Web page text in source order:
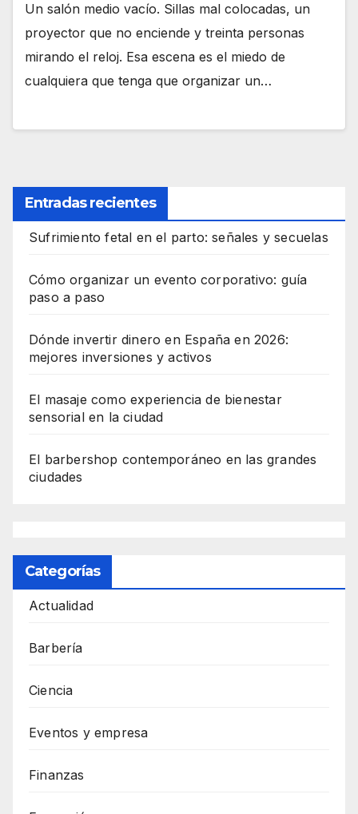
Un salón medio vacío. Sillas mal colocadas, un
proyector que no enciende y treinta personas
mirando el reloj. Esa escena es el miedo de
cualquiera que tenga que organizar un…
Entradas recientes
Sufrimiento fetal en el parto: señales y secuelas
Cómo organizar un evento corporativo: guía
paso a paso
Dónde invertir dinero en España en 2026:
mejores inversiones y activos
El masaje como experiencia de bienestar
sensorial en la ciudad
El barbershop contemporáneo en las grandes
ciudades
Categorías
Actualidad
Barbería
Ciencia
Eventos y empresa
Finanzas